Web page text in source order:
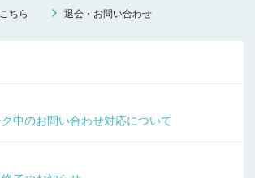
ちら 退会・お問い合わせ
中のお問い合わせ対応について